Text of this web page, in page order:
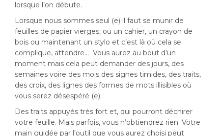
lorsque l’on débute.
Lorsque nous sommes seul (e) il faut se munir de
feuilles de papier vierges, ou un cahier, un crayon de
bois ou maintenant un stylo et c’est là où cela se
complique, attendre… Vous aurez au bout d’un
moment mais cela peut demander des jours, des
semaines voire des mois des signes timides, des traits,
des croix, des lignes des formes de mots illisibles où
vous serez désespéré (e).
Des traits appuyés très fort et, qui pourront déchirer
votre feuille. Mais parfois, vous n’obtiendrez rien. Votre
main guidée par l’outil que vous aurez choisi peut